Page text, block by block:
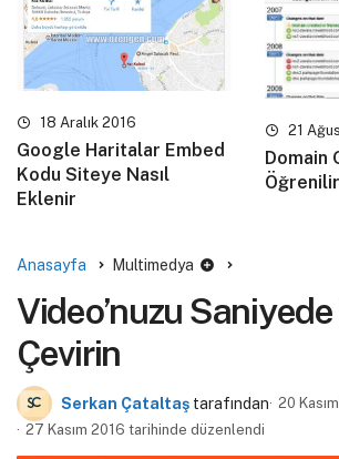
18 Aralık 2016
Google Haritalar Embed
Kodu Siteye Nasıl
Eklenir
21
Domain
Anasayfa Multimedya
Video’nuzu Saniyede
Çevirin
Serkan Çataltaş tarafından 20
27 Kasım 2016 tarihinde düzenlendi